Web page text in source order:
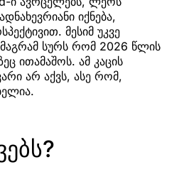
იქნება,
მესიმ უკვე
სურს რომ 2026 წლის
ითამაშოს. ამ კაცის
არ აქვს, ასე რომ,